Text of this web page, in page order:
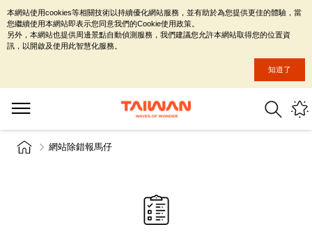
網站除錯報馬仔
本網站使用cookies等相關技術以持續優化網站服務，並有助於為您提供更佳的體驗，當
您繼續使用本網站即表示您同意我們的Cookie使用政策。
另外，本網站也提供周邊景點自動偵測服務，我們建議您允許本網站取得您的位置資
訊，以開啟及使用此智慧化服務。
知道了